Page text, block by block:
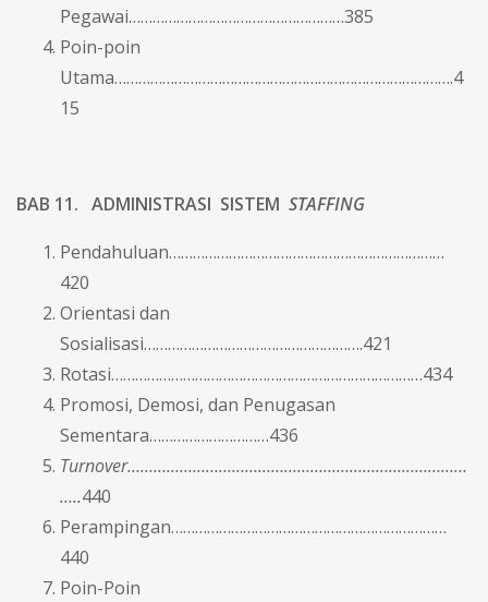
Pegawai………………………………………………385
Poin-poin
Utama………………………………………………………………………….4
15
BAB 11. ADMINISTRASI SISTEM STAFFING
Pendahuluan……………………………………………………………
420
Orientasi dan
Sosialisasi……………………………………………….421
Rotasi……………………………………………………………………434
Promosi, Demosi, dan Penugasan
Sementara…………………………436
Turnover……………………………………………………………………
…..440
Perampingan……………………………………………………………
440
Poin-Poin